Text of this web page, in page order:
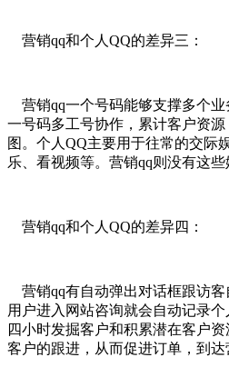
营销qq和个人QQ的差异三：
营销qq一个号码能够支撑多个业
一号码多工号协作，累计客户资
图。个人QQ主要用于往常的交际
乐、看视频等。营销qq则没有这些
营销qq和个人QQ的差异四：
营销qq有自动弹出对话框跟访
用户进入网站咨询就会自动记录
四小时发掘客户和积累潜在客户
客户的跟进，从而促进订单，到达